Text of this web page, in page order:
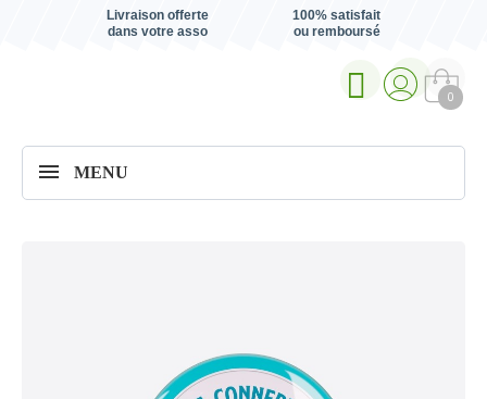
Livraison offerte
dans votre asso
100% satisfait
ou remboursé
0
MENU